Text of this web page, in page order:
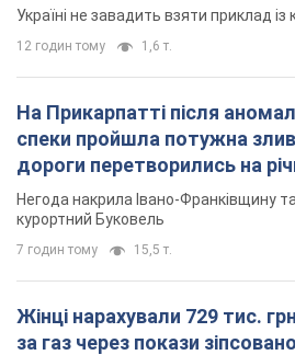
Україні не завадить взяти приклад із
12 годин тому 1,6 т.
На Прикарпатті після
спеки пройшла потужна
дороги перетворились на
Відео
Негода накрила Івано-Франківщину та
курортний Буковель
7 годин тому 15,5 т.
Жінці нарахували 729 тис.
за газ через покази